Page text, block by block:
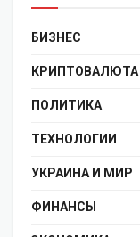
БИЗНЕС
КРИПТОВАЛЮТА
ПОЛИТИКА
ТЕХНОЛОГИИ
УКРАИНА И МИР
ФИНАНСЫ